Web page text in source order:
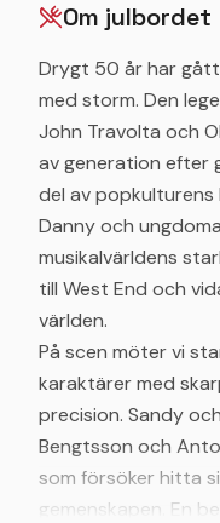
Om julbordet
Drygt 50 år har
med storm. Den
John Travolta och
av generation efter
del av popkulturens
Danny och
musikalvärldens
till West End och
världen.
På scen möter vi
karaktärer med
precision. Sandy
Bengtsson och
som försöker hitta
gemenskapen. En